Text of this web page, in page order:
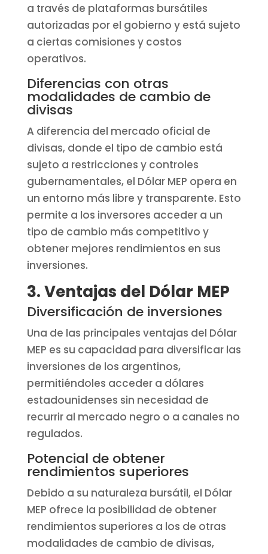
a través de plataformas bursátiles
autorizadas por el gobierno y está sujeto
a ciertas comisiones y costos
operativos.
Diferencias con otras
modalidades de cambio de
divisas
A diferencia del mercado oficial de
divisas, donde el tipo de cambio está
sujeto a restricciones y controles
gubernamentales, el Dólar MEP opera en
un entorno más libre y transparente. Esto
permite a los inversores acceder a un
tipo de cambio más competitivo y
obtener mejores rendimientos en sus
inversiones.
3. Ventajas del Dólar MEP
Diversificación de inversiones
Una de las principales ventajas del Dólar
MEP es su capacidad para diversificar las
inversiones de los argentinos,
permitiéndoles acceder a dólares
estadounidenses sin necesidad de
recurrir al mercado negro o a canales no
regulados.
Potencial de obtener
rendimientos superiores
Debido a su naturaleza bursátil, el Dólar
MEP ofrece la posibilidad de obtener
rendimientos superiores a los de otras
modalidades de cambio de divisas,